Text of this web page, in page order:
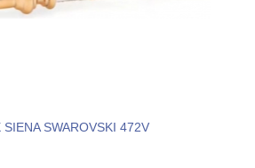
SWAROVSKI 472V